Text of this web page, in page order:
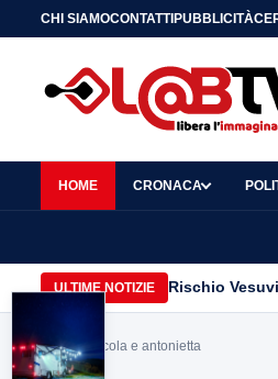
CHI SIAMOCONTATTIPUBBLICITÀ
HOME CRONACA
ULTIME NOTIZIE Rischio
Home> nicola e antonietta